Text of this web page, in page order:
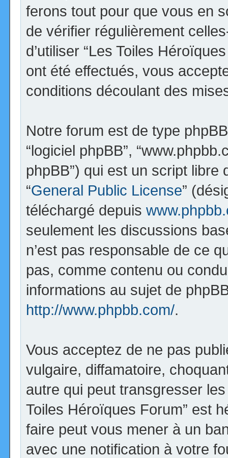
ferons tout pour que vous en
de vérifier régulièrement
d’utiliser “Les Toiles
ont été effectués, vous
conditions découlant des
Notre forum est de type phpBB
“logiciel phpBB”,
phpBB”) qui est un script
“General Public License”
téléchargé depuis
seulement les discussions
n’est pas responsable de ce
pas, comme contenu ou
informations au sujet de
http://www.phpbb.com/.
Vous acceptez de ne pas
vulgaire, diffamatoire,
autre qui peut transgresser
Toiles Héroïques Forum” est
faire peut vous mener à un
avec une notification à votre